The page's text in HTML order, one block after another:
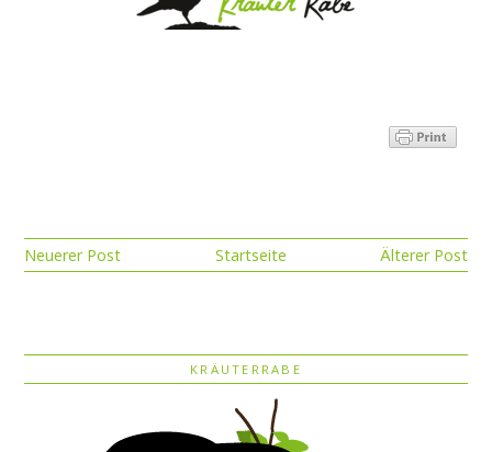
Neuerer Post Älterer Post
Startseite
KRÄUTERRABE